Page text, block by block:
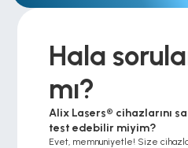
Hala
mı?
Alix Lasers® cihazlarını
test edebilir miyim?
Evet, memnuniyetle! Size